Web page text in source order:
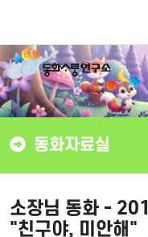
동화자료실
소장님 동화 -
"친구야, 미안해"